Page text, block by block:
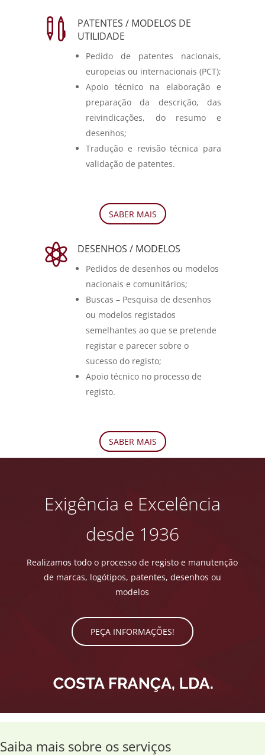

PATENTES / MODELOS DE
UTILIDADE
Pedido de patentes nacionais,
europeias ou internacionais (PCT);
Apoio técnico na elaboração e
preparação da descrição, das
reivindicações, do resumo e
desenhos;
Tradução e revisão técnica para
validação de patentes.
SABER MAIS
 DESENHOS / MODELOS
Pedidos de desenhos ou modelos
nacionais e comunitários;
Buscas – Pesquisa de desenhos
ou modelos registados
semelhantes ao que se pretende
registar e parecer sobre o
sucesso do registo;
Apoio técnico no processo de
registo.
SABER MAIS
Exigência e Excelência
desde 1936
Realizamos todo o processo de registo e manutenção
de marcas, logótipos, patentes, desenhos ou
modelos
PEÇA INFORMAÇÕES!
Saiba mais sobre os serviços